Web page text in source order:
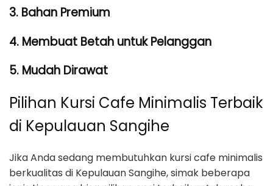
3. Bahan Premium
4. Membuat Betah untuk Pelanggan
5. Mudah Dirawat
Pilihan Kursi Cafe Minimalis Terbaik
di Kepulauan Sangihe
Jika Anda sedang membutuhkan kursi cafe minimalis
berkualitas di Kepulauan Sangihe, simak beberapa